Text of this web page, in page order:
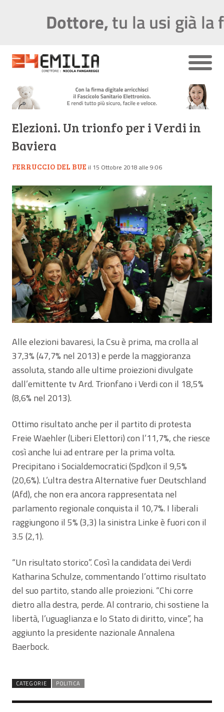
Elezioni. Un trionfo per i Verdi in
Baviera
FERRUCCIO DEL BUE il 15 Ottobre 2018 alle 9:06
Alle elezioni bavaresi, la Csu è prima, ma crolla al
37,3% (47,7% nel 2013) e perde la maggioranza
assoluta, stando alle ultime proiezioni divulgate
dall’emittente tv Ard. Trionfano i Verdi con il 18,5%
(8,6% nel 2013).
Ottimo risultato anche per il partito di protesta
Freie Waehler (Liberi Elettori) con l’11,7%, che riesce
così anche lui ad entrare per la prima volta.
Precipitano i Socialdemocratici (Spd)con il 9,5%
(20,6%). L’ultra destra Alternative fuer Deutschland
(Afd), che non era ancora rappresentata nel
parlamento regionale conquista il 10,7%. I liberali
raggiungono il 5% (3,3) la sinistra Linke è fuori con il
3.5 (2,1).
“Un risultato storico”. Così la candidata dei Verdi
Katharina Schulze, commentando l’ottimo risultato
del suo partito, stando alle proiezioni. “Chi corre
dietro alla destra, perde. Al contrario, chi sostiene la
libertà, l’uguaglianza e lo Stato di diritto, vince”, ha
aggiunto la presidente nazionale Annalena
Baerbock.
CATEGORIE POLITICA